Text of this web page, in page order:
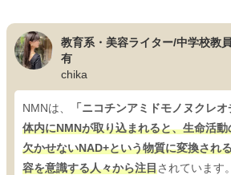
教育系・美容ライター/中学校教
有
chika
NMNは、 「ニコチンアミドモノヌクレオ
体内にNMNが取り込まれると、生命活
欠かせないNAD+という物質に変換され
容を意識する人々から注目されています